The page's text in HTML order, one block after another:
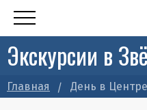
Экскурсии в
Главная День в